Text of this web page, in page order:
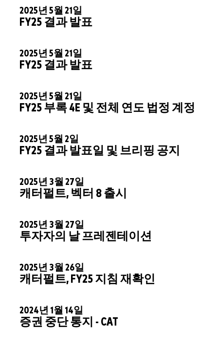
2025년 5월 21일
FY25 결과 발표
2025년 5월 21일
FY25 결과 발표
2025년 5월 21일
FY25 부록 4E 및 전체 연도 법정 계정
2025년 5월 2일
FY25 결과 발표일 및 브리핑 공지
2025년 3월 27일
캐터펄트, 벡터 8 출시
2025년 3월 27일
투자자의 날 프레젠테이션
2025년 3월 26일
캐터펄트, FY25 지침 재확인
2024년 1월 14일
증권 중단 통지 - CAT